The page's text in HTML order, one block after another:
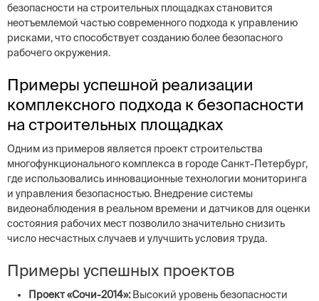
безопасности на строительных площадках становится
неотъемлемой частью современного подхода к управлению
рисками, что способствует созданию более безопасного
рабочего окружения.
Примеры успешной реализации
комплексного подхода к безопасности
на строительных площадках
Одним из примеров является проект строительства
многофункционального комплекса в городе Санкт-Петербург,
где использовались инновационные технологии мониторинга
и управления безопасностью. Внедрение системы
видеонаблюдения в реальном времени и датчиков для оценки
состояния рабочих мест позволило значительно снизить
число несчастных случаев и улучшить условия труда.
Примеры успешных проектов
Проект «Сочи-2014»: Высокий уровень безопасности